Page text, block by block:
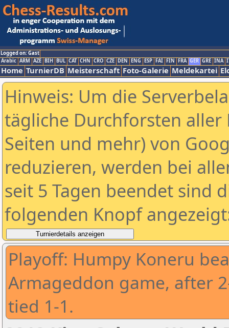
Logged on: Gast
Arabic ARM AZE BIH BUL CAT CHN CRO CZE DEN ENG ESP FAI FIN FRA GER GRE INA
Home TurnierDB Meisterschaft Foto-Galerie Meldekartei
Hinweis: Um die
tägliche Durchforsten aller
Seiten und mehr) von
reduzieren, werden bei
seit 5 Tagen beendet sind
folgenden Knopf
Playoff: Humpy Koneru
Armageddon game, after
tied 1-1.